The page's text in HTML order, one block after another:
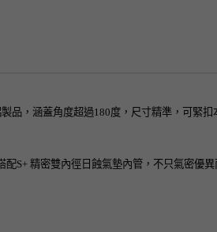
品，涵蓋角度超過180度，尺寸精準，可緊
配S+ 精密雙內徑日蝕氣墊內管，不只氣密優